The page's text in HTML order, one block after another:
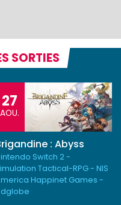
SORTIES
27
AOU.
: Abyss
Switch 2 -
Tactical-RPG - NIS
Happinet Games -